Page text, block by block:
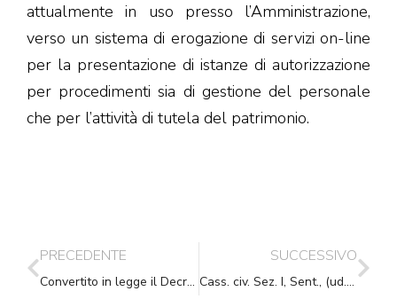
attualmente in uso presso l’Amministrazione,
verso un sistema di erogazione di servizi on-line
per la presentazione di istanze di autorizzazione
per procedimenti sia di gestione del personale
che per l’attività di tutela del patrimonio.
PRECEDENTE
Convertito in legge il Decreto Legge sulla semplificazione normativa
SUCCESSIVO
Cass. civ. Sez. I, Sent., (ud. 06-02-2009) 25-02-2009, n. 4587